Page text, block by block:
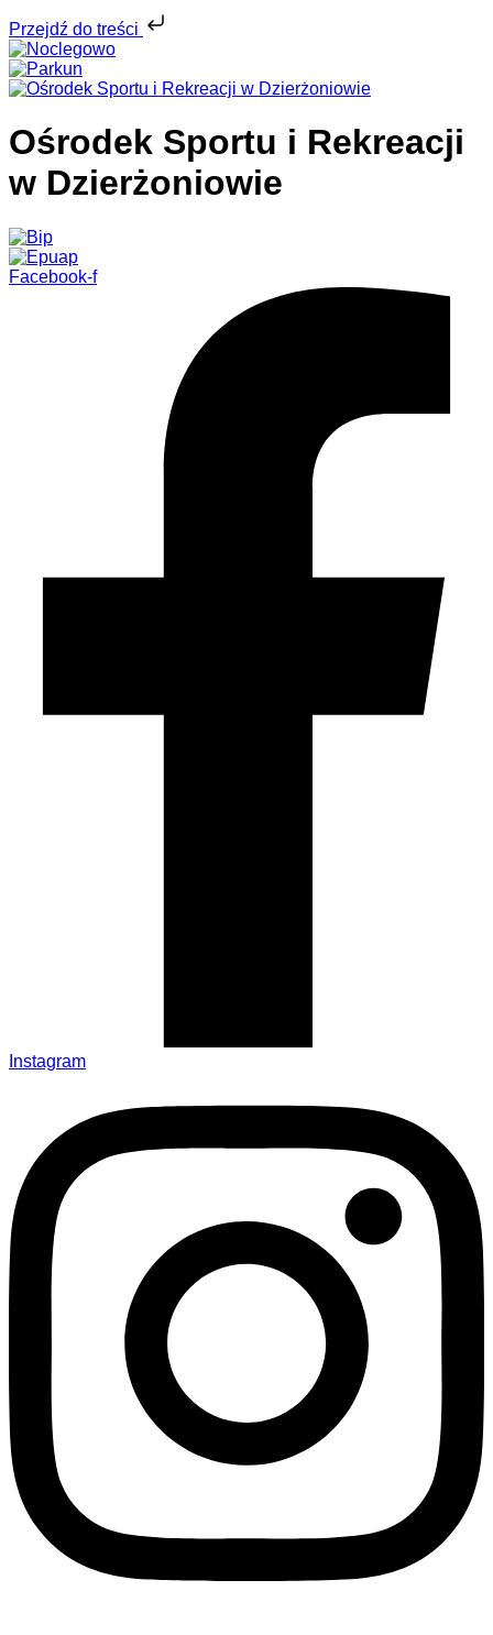
Przejdź do treści
Ośrodek Sportu i Rekreacji
w Dzierżoniowie
Facebook-f
Instagram